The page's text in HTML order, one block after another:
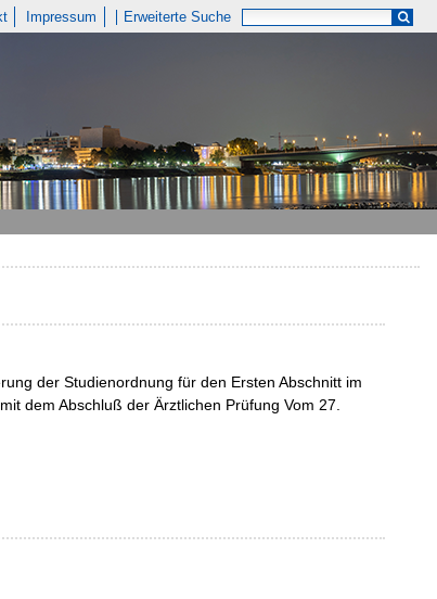
Impressum Erweiterte Suche
der Studienordnung für den Ersten Abschnitt im
dem Abschluß der Ärztlichen Prüfung Vom 27.